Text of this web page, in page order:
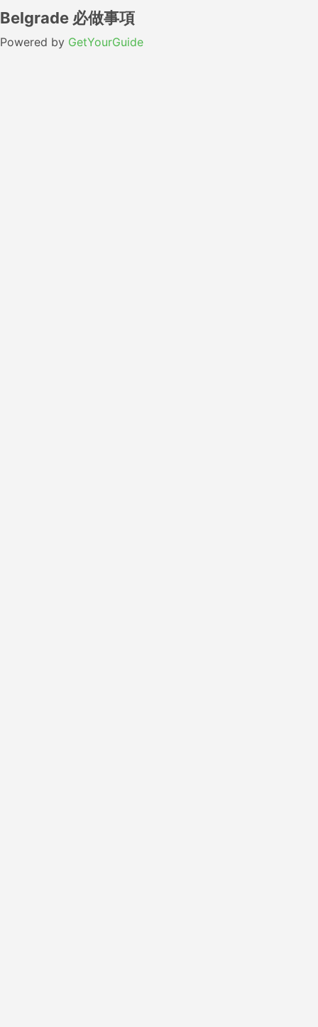
Belgrade 必做事項
Powered by GetYourGuide